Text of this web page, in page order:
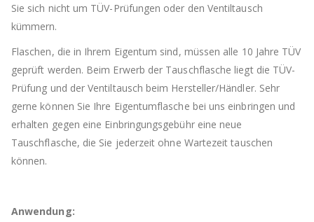
Sie sich nicht um TÜV-Prüfungen oder den Ventiltausch
kümmern.
Flaschen, die in Ihrem Eigentum sind, müssen alle 10 Jahre TÜV
geprüft werden. Beim Erwerb der Tauschflasche liegt die TÜV-
Prüfung und der Ventiltausch beim Hersteller/Händler. Sehr
gerne können Sie Ihre Eigentumflasche bei uns einbringen und
erhalten gegen eine Einbringungsgebühr eine neue
Tauschflasche, die Sie jederzeit ohne Wartezeit tauschen
können.
Anwendung: